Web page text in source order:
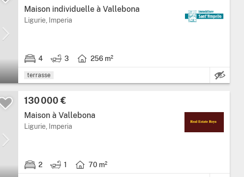
Maison individuelle à Vallebona
Ligurie, Imperia
4 3 256 m²
terrasse
130 000 €
Maison à Vallebona
Ligurie, Imperia
2 1 70 m²